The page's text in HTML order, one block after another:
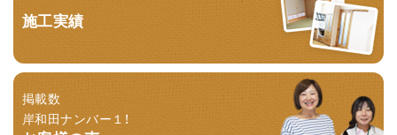
施工実績
掲載数
岸和田ナンバー１！